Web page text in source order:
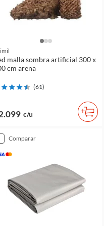
malla sombra artificial 300 x
cm arena
(61)
c/u
comparar